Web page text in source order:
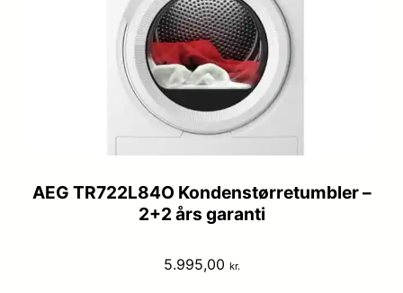
AEG TR722L84O Kondenstørretumbler –
2+2 års garanti
5.995,00 kr.